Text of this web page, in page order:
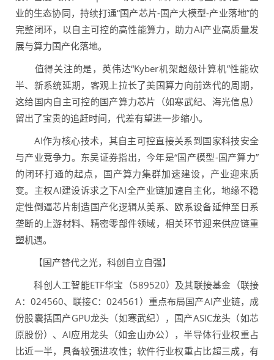
业的生态协同，持续打通“国产芯片-国产大模型-产业落地”的
完整闭环，以自主可控的高性能算力，助力AI产业高质量发
展与算力国产化落地。
值得关注的是，英伟达“Kyber机架超级计算机”性能砍
半、新系统延期，客观上拉长了美国算力向前迭代的周期，
这给国内自主可控的国产算力芯片（如寒武纪、海光信息）
留出了宝贵的追赶时间，代差有望进一步缩小。
AI作为核心技术，其自主可控直接关系到国家科技安全
与产业竞争力。东吴证券指出，今年是“国产模型-国产算力”
的闭环打通的起点，国产算力集群加速建设，产业迎来质
变。主权AI建设诉求之下AI全产业链加速自主化，地缘不稳
定性倒逼芯片制造国产化逻辑从美系、欧系设备延伸至日系
垄断的上游材料、精密零部件领域，相关环节迎来供应链重
塑机遇。
【国产替代之光，科创自立自强】
科创人工智能ETF华宝（589520）及其联接基金（联接
A：024560、联接C：024561）重点布局国产AI产业链，成
份股囊括国产GPU龙头（如寒武纪），国产ASIC龙头（如芯
原股份）、AI应用龙头（如金山办公），半导体行业权重占
比近一半，具备较强进攻性；软件行业权重占比超三成，有